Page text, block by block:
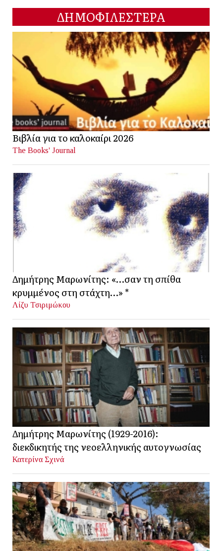
ΔΗΜΟΦΙΛΕΣΤΕΡΑ
Βιβλία για το καλοκαίρι 2026
The Books' Journal
Δημήτρης Μαρωνίτης: «…σαν τη σπίθα
κρυμμένος στη στάχτη…» *
Λίζυ Τσιριμώκου
Δημήτρης Μαρωνίτης (1929-2016):
διεκδικητής της νεοελληνικής αυτογνωσίας
Κατερίνα Σχινά